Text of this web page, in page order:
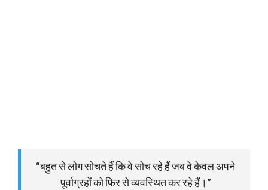
“बहुत से लोग सोचते हैं कि वे सोच रहे हैं जब वे केवल अपने
पूर्वाग्रहों को फिर से व्यवस्थित कर रहे हैं।”